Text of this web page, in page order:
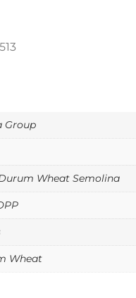
Group
Wheat Semolina
Wheat